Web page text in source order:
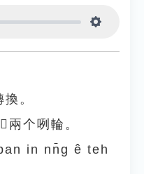
。
兩个咧輪。
in nn̄g ê teh